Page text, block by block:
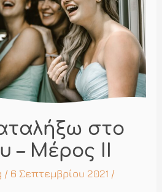
στο
– Μέρος ΙI
/ 6 Σεπτεμβρίου 2021 /